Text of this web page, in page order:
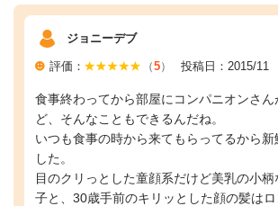
ジョニーデブ
評価： （5） 投稿日：2015/11
食事終わってから部屋にコンパニオンさん
ど、そんなこともできるんだね。
いつも食事の時から来てもらってるから新
した。
目のクリっとした童顔系だけど美乳の小
子と、30歳手前のキリッとした顔の髪は